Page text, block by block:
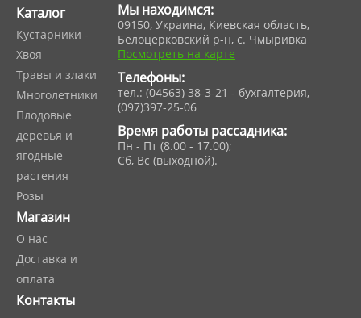
Каталог
Кустарники -
Хвоя
Травы и злаки
Многолетники
Плодовые
деревья и
ягодные
растения
Розы
Магазин
О нас
Доставка и
оплата
Контакты
Мы находимся:
09150, Украина, Киевская область,
Белоцерковский р-н, с. Чмыривка
Посмотреть на карте
Телефоны:
тел.: (04563) 38-3-21 - бухгалтерия,
(097)397-25-06
Время работы рассадника:
Пн - Пт (8.00 - 17.00);
Сб, Вс (выходной).